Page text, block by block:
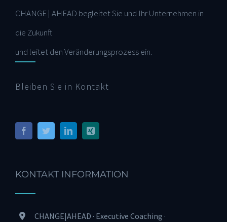
CHANGE | AHEAD begleitet Sie und Ihr Unternehmen in
die Zukunft
und leitet den Veränderungsprozess ein.
Bleiben Sie in Kontakt
KONTAKT INFORMATION
CHANGE|AHEAD · Executive Coaching ·